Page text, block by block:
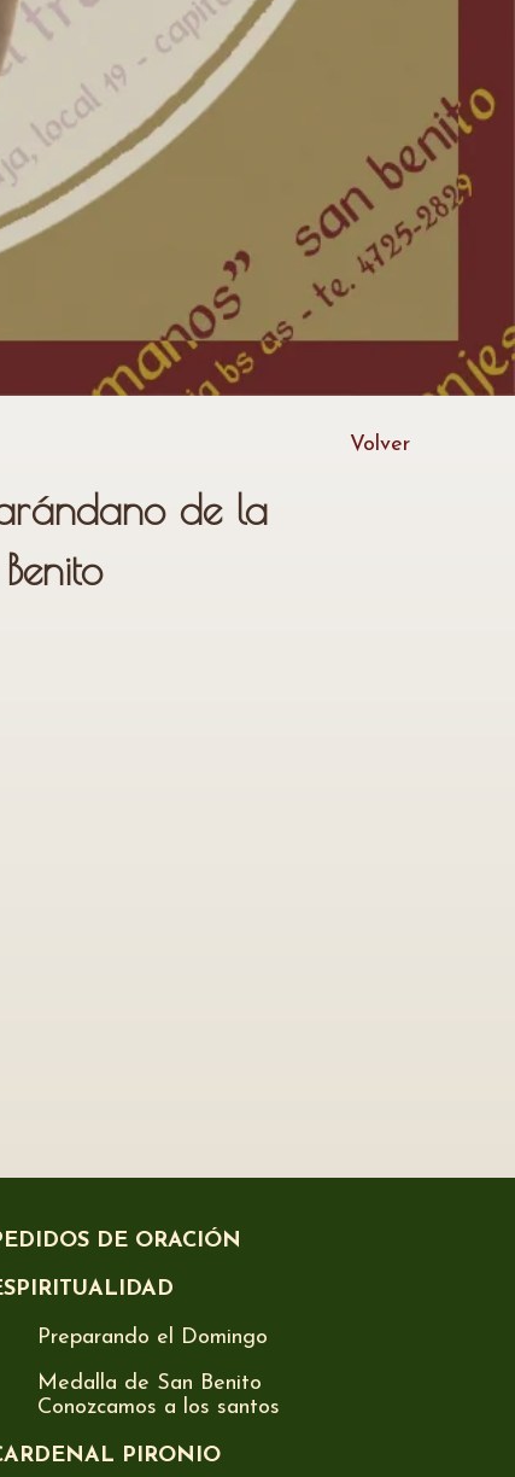
Volver
de la
DE ORACIÓN
Preparando el Domingo
Medalla de San Benito
Conozcamos a los santos
PIRONIO